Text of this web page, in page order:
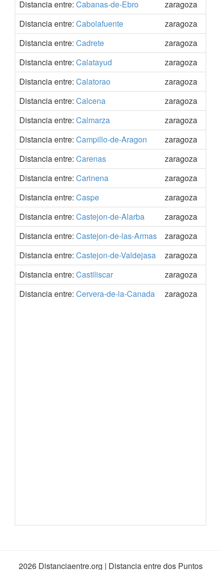
Distancia entre: Cabanas-de-Ebro zaragoza
Distancia entre: Cabolafuente zaragoza
Distancia entre: Cadrete zaragoza
Distancia entre: Calatayud zaragoza
Distancia entre: Calatorao zaragoza
Distancia entre: Calcena zaragoza
Distancia entre: Calmarza zaragoza
Distancia entre: Campillo-de-Aragon zaragoza
Distancia entre: Carenas zaragoza
Distancia entre: Carinena zaragoza
Distancia entre: Caspe zaragoza
Distancia entre: Castejon-de-Alarba zaragoza
Distancia entre: Castejon-de-las-Armas zaragoza
Distancia entre: Castejon-de-Valdejasa zaragoza
Distancia entre: Castiliscar zaragoza
Distancia entre: Cervera-de-la-Canada zaragoza
2026 Distanciaentre.org | Distancia entre dos Puntos